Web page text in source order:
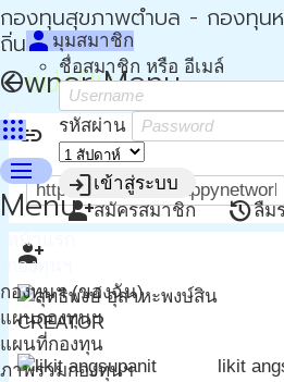
กองทุนสุขภาพตำบล - กองทุน
ถิ่น - กปท
Owner Menu
apps
person มุมสมาชิก
ชื่อสมาชิก หรือ อีเมล์
รหัสผ่าน
loginเข้าสู่ระบบ
person_addสมัครสมาชิก restoreลืม
menu
Menu
หน้าแรก
กองทุนฯ
กองทุนฯ (ของฉัน)
แผนกองทุนฯ
แผนที่กองทุน
ภาพรวมกองทุนฯ
arrow_backแบ่งปัน
link
person_add_alt
CREATOR
likit